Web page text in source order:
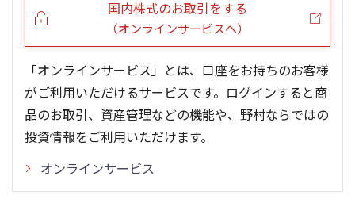
国内株式のお取引をする
（オンラインサービスへ）
「オンラインサービス」とは、口座をお持ちのお客様
がご利用いただけるサービスです。ログインすると商
品のお取引、資産管理などの機能や、野村ならではの
投資情報をご利用いただけます。
オンラインサービス